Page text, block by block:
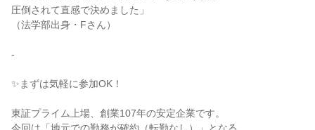
圧倒されて直感で決めました」
（法学部出身・Fさん）
-
✨まずは気軽に参加OK！
東証プライム上場、創業107年の安定企業です。